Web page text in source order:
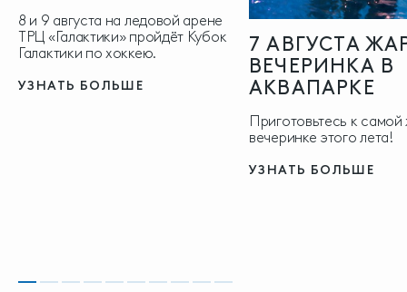
8 и 9 августа на ледовой арене
ТРЦ «Галактики» пройдёт Кубок
Галактики по хоккею.
УЗНАТЬ БОЛЬШЕ
7 АВГУСТА
ВЕЧЕРИНКА В
АКВАПАРКЕ
Приготовьтесь к
вечеринке этого лета!
УЗНАТЬ БОЛЬШЕ